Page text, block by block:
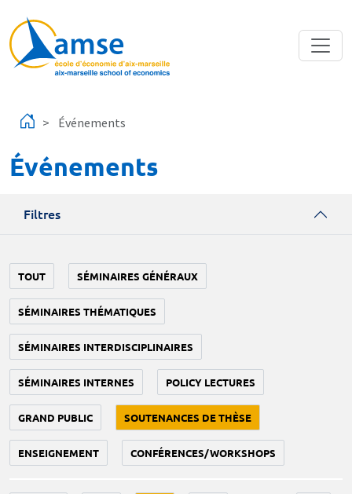
Événements
Événements
Filtres
TOUT SÉMINAIRES GÉNÉRAUX
SÉMINAIRES THÉMATIQUES
SÉMINAIRES INTERDISCIPLINAIRES
SÉMINAIRES INTERNES POLICY LECTURES
GRAND PUBLIC SOUTENANCES DE THÈSE
ENSEIGNEMENT CONFÉRENCES/WORKSHOPS